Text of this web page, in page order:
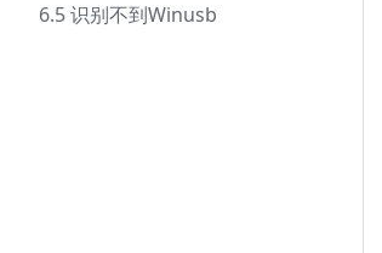
6.5 识别不到Winusb